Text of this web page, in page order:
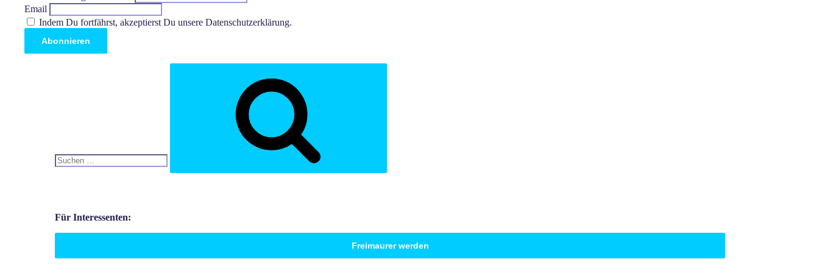
Email
Indem Du fortfährst, akzeptierst Du unsere Datenschutzerklärung.
Für Interessenten:
Freimaurer werden